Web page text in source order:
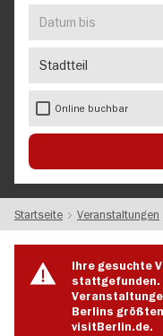
bis
Online buchbar
Startseite Veranstaltungen
Ihre gesuchte
stattgefunden.
Berlins
visitBerlin.de.